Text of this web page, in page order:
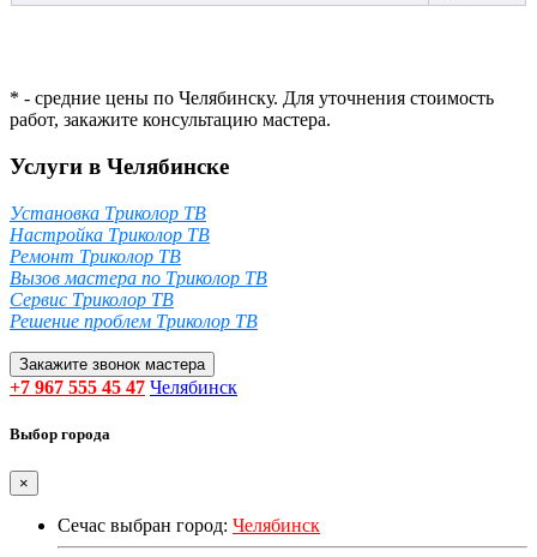
* - средние цены по Челябинску. Для уточнения стоимость
работ, закажите консультацию мастера.
Услуги в Челябинске
Установка Триколор ТВ
Настройка Триколор ТВ
Ремонт Триколор ТВ
Вызов мастера по Триколор ТВ
Сервис Триколор ТВ
Решение проблем Триколор ТВ
Закажите звонок мастера
+7 967 555 45 47 Челябинск
Выбор города
×
Сечас выбран город: Челябинск